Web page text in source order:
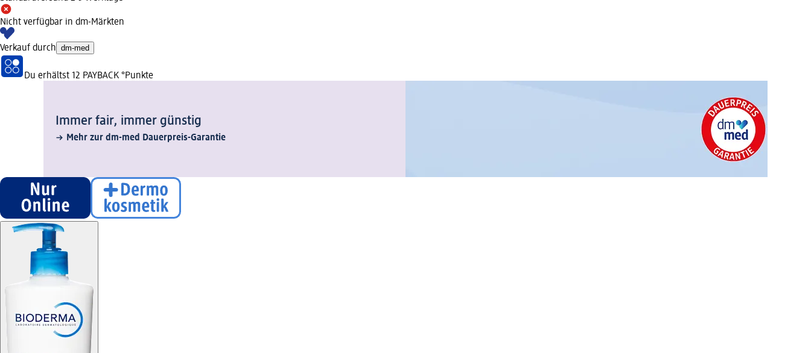
Nicht verfügbar in dm-Märkten
Verkauf durch dm-med
Du erhältst 12 PAYBACK °Punkte
Immer fair,­ immer günstig
Mehr zur dm-med Dauerpreis-Garantie